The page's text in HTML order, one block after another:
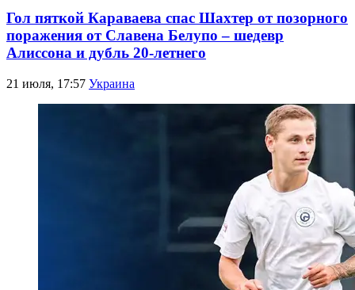
Гол пяткой Караваева спас Шахтер от позорного
поражения от Славена Белупо – шедевр
Алиссона и дубль 20-летнего
21 июля, 17:57 Украина